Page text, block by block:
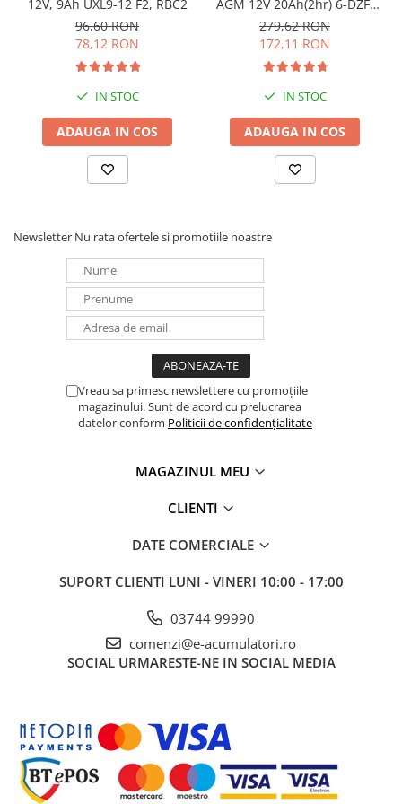
opriri a sistemului.
12V, 9Ah UXL9-12 F2, RBC2
96,60 RON
78,12 RON
IN STOC
ADAUGA IN COS
AGM 12V 20Ah(2hr) 6-DZF-
20 / 6-DZM-20 pentru
biciclete electrice
279,62 RON
172,11 RON
IN STOC
ADAUGA IN COS
Newsletter Nu rata ofertele si promotiile noastre
Vreau sa primesc newslettere cu promoțiile
magazinului. Sunt de acord cu prelucrarea
datelor conform Politicii de confidențialitate
MAGAZINUL MEU
CLIENTI
DATE COMERCIALE
SUPORT CLIENTI LUNI - VINERI 10:00 - 17:00
03744 99990
comenzi@e-acumulatori.ro
SOCIAL URMARESTE-NE IN SOCIAL MEDIA